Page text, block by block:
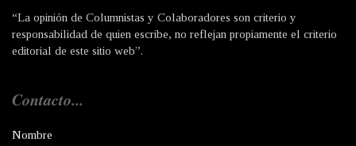
“La opinión de Columnistas y Colaboradores son criterio y
responsabilidad de quien escribe, no reflejan propiamente el criterio
editorial de este sitio web”.
Contacto...
Nombre